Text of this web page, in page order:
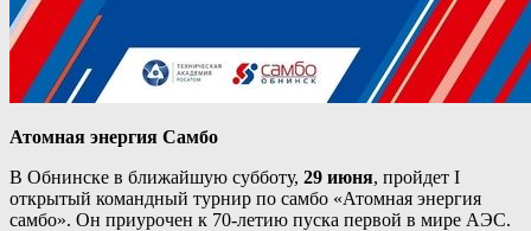
Атомная энергия Самбо
В Обнинске в ближайшую субботу, 29 июня, пройдет I
открытый командный турнир по самбо «Атомная энергия
самбо». Он приурочен к 70-летию пуска первой в мире АЭС.